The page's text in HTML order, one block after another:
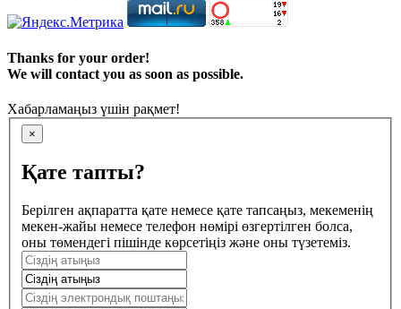
Thanks for your order!
We will contact you as soon as possible.
Хабарламаңыз үшін рақмет!
×
Қате тапты?
Берілген ақпаратта қате немесе қате тапсаңыз, мекеменің
мекен-жайы немесе телефон нөмірі өзгертілген болса,
оны төмендегі пішінде көрсетіңіз және оны түзетеміз.